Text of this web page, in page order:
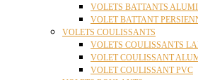
VOLETS BATTANTS
VOLET BATTANT
VOLETS COULISSANTS
VOLETS COULISSANTS
VOLET COULISSANT
VOLET COULISSANT PVC